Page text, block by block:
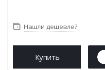
Нашли дешевле?
Купить